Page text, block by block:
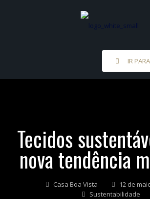
IR
Tecidos
nova tendência
Casa Boa Vista
12 de
Sustentabilidade